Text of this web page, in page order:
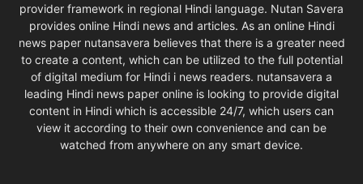
provider framework in regional Hindi language. Nutan Savera
provides online Hindi news and articles. As an online Hindi
news paper nutansavera believes that there is a greater need
to create a content, which can be utilized to the full potential
of digital medium for Hindi i news readers. nutansavera a
leading Hindi news paper online is looking to provide digital
content in Hindi which is accessible 24/7, which users can
view it according to their own convenience and can be
watched from anywhere on any smart device.